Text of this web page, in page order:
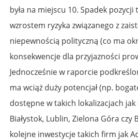
była na miejscu 10. Spadek pozycji
wzrostem ryzyka związanego z
niepewnością polityczną (co ma
konsekwencje dla przyjazności
Jednocześnie w raporcie
ma wciąż duży potencjał (np.
dostępne w takich lokalizacjach jak
Białystok, Lublin, Zielona Góra czy
kolejne inwestycje takich firm jak